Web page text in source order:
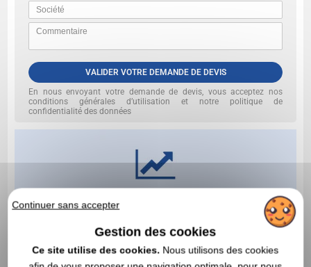
VALIDER VOTRE DEMANDE DE DEVIS
En nous envoyant votre demande de devis, vous acceptez nos
conditions générales d’utilisation et notre politique de
confidentialité des données
Continuer sans accepter
Gestion des cookies
Ce site utilise des cookies. Nous utilisons des cookies